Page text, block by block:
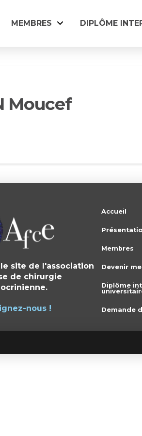
MEMBRES DIPLÔME
Moucef
site de l'association
de chirurgie
nous !
Accueil
Membres
Devenir
Diplôme
Demande